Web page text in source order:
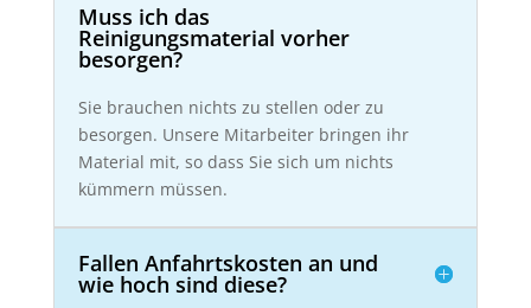
Muss ich das
Reinigungsmaterial vorher
besorgen?
Sie brauchen nichts zu stellen oder zu
besorgen. Unsere Mitarbeiter bringen ihr
Material mit, so dass Sie sich um nichts
kümmern müssen.
Fallen Anfahrtskosten an und
wie hoch sind diese?